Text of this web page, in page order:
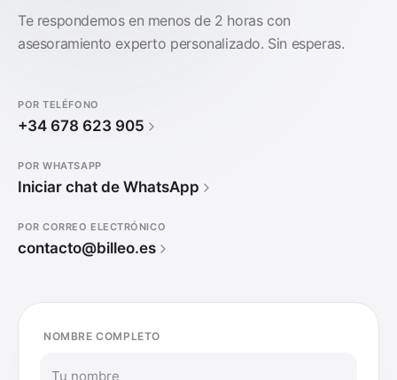
Te respondemos en menos de 2 horas con
asesoramiento experto personalizado. Sin esperas.
POR TELÉFONO
+34 678 623 905
POR WHATSAPP
Iniciar chat de WhatsApp
POR CORREO ELECTRÓNICO
contacto@billeo.es
NOMBRE COMPLETO